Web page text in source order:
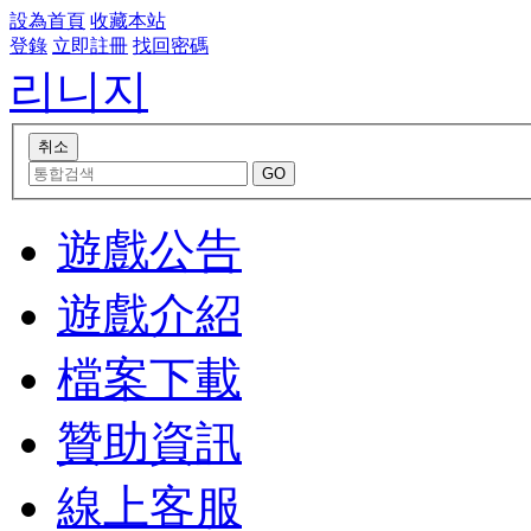
設為首頁 收藏本站
登錄 立即註冊 找回密碼
리니지
遊戲公告
遊戲介紹
檔案下載
贊助資訊
線上客服